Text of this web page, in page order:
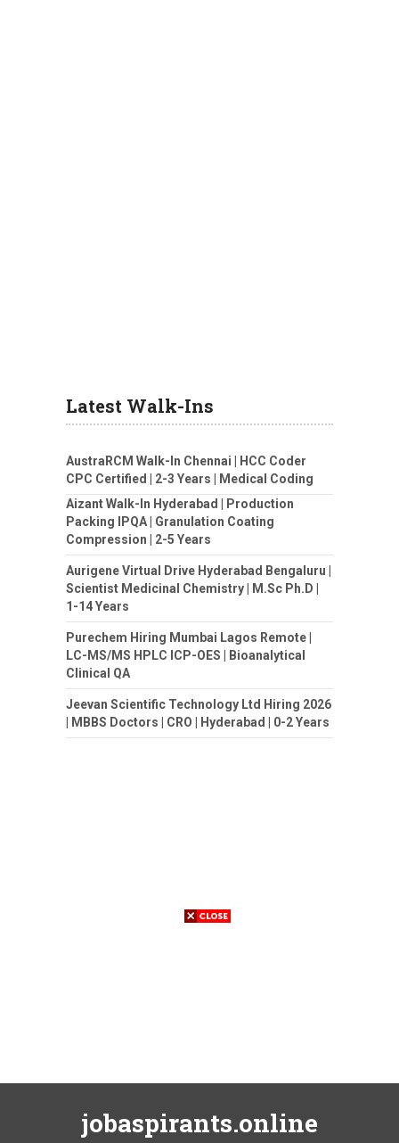
Latest Walk-Ins
AustraRCM Walk-In Chennai | HCC Coder
CPC Certified | 2-3 Years | Medical Coding
Aizant Walk-In Hyderabad | Production
Packing IPQA | Granulation Coating
Compression | 2-5 Years
Aurigene Virtual Drive Hyderabad Bengaluru |
Scientist Medicinal Chemistry | M.Sc Ph.D |
1-14 Years
Purechem Hiring Mumbai Lagos Remote |
LC-MS/MS HPLC ICP-OES | Bioanalytical
Clinical QA
Jeevan Scientific Technology Ltd Hiring 2026
| MBBS Doctors | CRO | Hyderabad | 0-2 Years
jobaspirants.online